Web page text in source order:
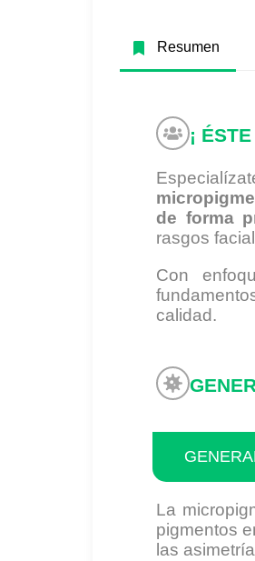
Resumen
¡
de forma
rasgos
Con
calidad.
La
pigmentos
las